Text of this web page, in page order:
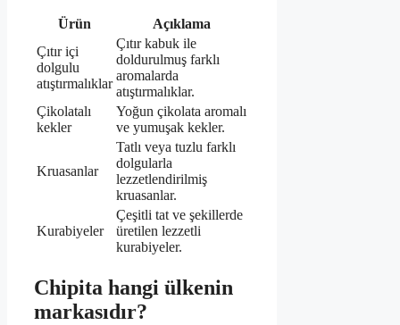
Ürün
Açıklama
Çıtır içi
dolgulu
atıştırmalıklar
Çıtır kabuk ile
doldurulmuş farklı
aromalarda
atıştırmalıklar.
Çikolatalı
kekler
Yoğun çikolata aromalı
ve yumuşak kekler.
Kruasanlar
Tatlı veya tuzlu farklı
dolgularla
lezzetlendirilmiş
kruasanlar.
Kurabiyeler
Çeşitli tat ve şekillerde
üretilen lezzetli
kurabiyeler.
Chipita hangi ülkenin
markasıdır?